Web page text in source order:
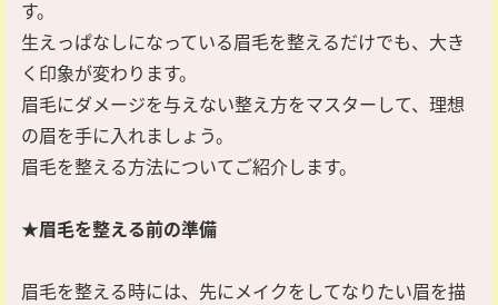
す。
生えっぱなしになっている眉毛を整えるだけでも、大き
く印象が変わります。
眉毛にダメージを与えない整え方をマスターして、理想
の眉を手に入れましょう。
眉毛を整える方法についてご紹介します。
★眉毛を整える前の準備
眉毛を整える時には、先にメイクをしてなりたい眉を描